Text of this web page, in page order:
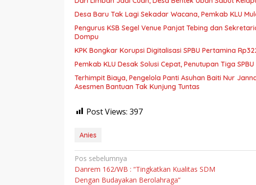
Desa Baru Tak Lagi Sekadar Wacana, Pemkab KLU
Pengurus KSB Segel Venue Panjat Tebing dan
Dompu
KPK Bongkar Korupsi Digitalisasi SPBU Pertamina
Pemkab KLU Desak Solusi Cepat, Penutupan Tiga
Terhimpit Biaya, Pengelola Panti Asuhan Baiti Nur
Asesmen Bantuan Tak Kunjung Tuntas
Post Views: 397
Anies
Navigasi
pos
Pos sebelumnya
Danrem 162/WB : “Tingkatkan Kualitas SDM
Dengan Budayakan Berolahraga”